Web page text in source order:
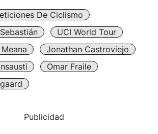
De Ciclismo
UCI World Tour
Jonathan Castroviejo
Omar Fraile
Publicidad